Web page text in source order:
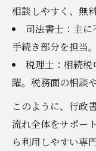
相談しやすく、無
司法書士：主
手続き部分を担当
税理士：相続
躍。税務面の相談
このように、行政
流れ全体をサポー
ら利用しやすい専